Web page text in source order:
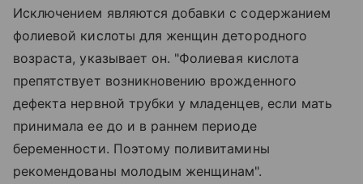
Исключением являются добавки с содержанием
фолиевой кислоты для женщин детородного
возраста, указывает он. "Фолиевая кислота
препятствует возникновению врожденного
дефекта нервной трубки у младенцев, если мать
принимала ее до и в раннем периоде
беременности. Поэтому поливитамины
рекомендованы молодым женщинам".